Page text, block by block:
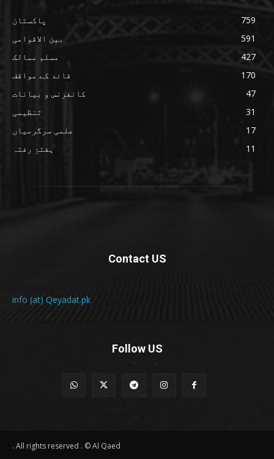
پاکستان
759
بین الاقوامی
591
مسلم ممالک
427
قائد کے مواقف
170
کانفرنس و بیانات
47
تنظیمی
31
علمی سرگرمیاں
17
ہفتۂِ رفتہ
11
Contact US
info (at) Qeyadat.pk
Follow US
All rights reserved . © Al Qaed .